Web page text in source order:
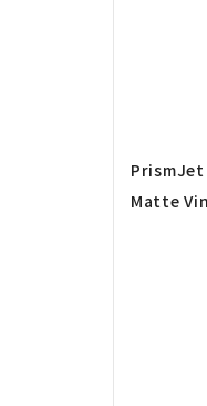
PrismJet
Matte